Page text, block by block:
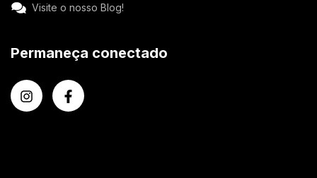
Visite o nosso Blog!
Permaneça conectado